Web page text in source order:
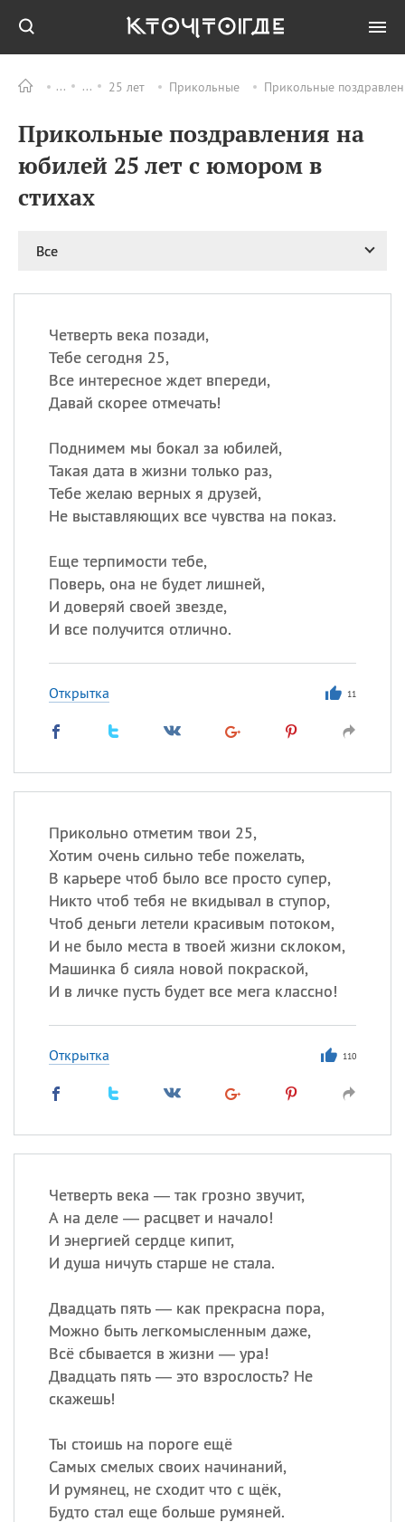
25 лет Прикольные Прикольные
Прикольные поздравления на
юбилей 25 лет с юмором в
стихах
Все
Четверть века позади,
Тебе сегодня 25,
Все интересное ждет впереди,
Давай скорее отмечать!
Поднимем мы бокал за юбилей,
Такая дата в жизни только раз,
Тебе желаю верных я друзей,
Не выставляющих все чувства на показ.
Еще терпимости тебе,
Поверь, она не будет лишней,
И доверяй своей звезде,
И все получится отлично.
Открытка 11
Прикольно отметим твои 25,
Хотим очень сильно тебе пожелать,
В карьере чтоб было все просто супер,
Никто чтоб тебя не вкидывал в ступор,
Чтоб деньги летели красивым потоком,
И не было места в твоей жизни склоком,
Машинка б сияла новой покраской,
И в личке пусть будет все мега классно!
Открытка 110
Четверть века — так грозно звучит,
А на деле — расцвет и начало!
И энергией сердце кипит,
И душа ничуть старше не стала.
Двадцать пять — как прекрасна пора,
Можно быть легкомысленным даже,
Всё сбывается в жизни — ура!
Двадцать пять — это взрослость? Не
скажешь!
Ты стоишь на пороге ещё
Самых смелых своих начинаний,
И румянец, не сходит что с щёк,
Будто стал еще больше румяней.
ПРАЗДНИКИ Все
08.08 День «Счастье
случается» (Happiness
Happens Day)
Lovers Day)
ИМЕНА
Сегодня празднуют именины
Александр
Посмотреть значение